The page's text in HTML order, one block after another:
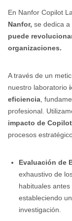
En Nanfor Copilot
Nanfor, se dedica a
puede
organizaciones.
A través de un
nuestro laboratorio
eficiencia ,
profesional.
impacto de Copilot
procesos
Evaluación de
exhaustivo de
habituales
estableciendo
investigación.